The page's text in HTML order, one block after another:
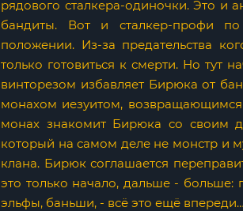
рядового сталкера-одиночки. Это и
бандиты. Вот и сталкер-профи
положении. Из-за предательства
только готовиться к смерти. Но тут
винторезом избавляет Бирюка от
монахом иезуитом,
монах знакомит Бирюка со своим
который на самом деле не монстр и
клана. Бирюк соглашается
это только начало, дальше - больше:
эльфы, баньши, - всё это ещё впереди…